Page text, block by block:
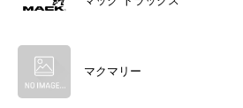
マクマリー